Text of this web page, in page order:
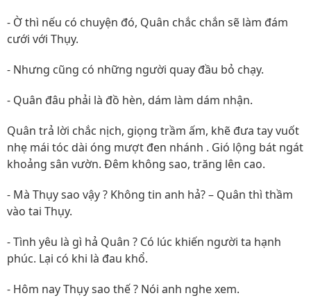
- Ờ thì nếu có chuyện đó, Quân chắc chắn sẽ làm đám
cưới với Thụy.
- Nhưng cũng có những người quay đầu bỏ chạy.
- Quân đâu phải là đồ hèn, dám làm dám nhận.
Quân trả lời chắc nịch, giọng trầm ấm, khẽ đưa tay vuốt
nhẹ mái tóc dài óng mượt đen nhánh . Gió lộng bát ngát
khoảng sân vườn. Đêm không sao, trăng lên cao.
- Mà Thụy sao vậy ? Không tin anh hả? – Quân thì thầm
vào tai Thụy.
- Tình yêu là gì hả Quân ? Có lúc khiến người ta hạnh
phúc. Lại có khi là đau khổ.
- Hôm nay Thụy sao thế ? Nói anh nghe xem.